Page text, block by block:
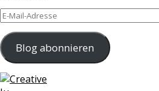
E-
Mail-
Adresse
Blog abonnieren